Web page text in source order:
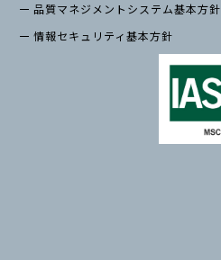
品質マネジメントシステム基本方針
情報セキュリティ基本方針